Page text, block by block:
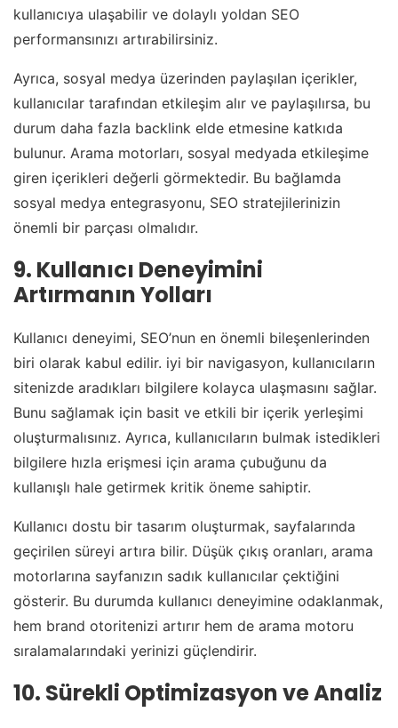
kullanıcıya ulaşabilir ve dolaylı yoldan SEO
performansınızı artırabilirsiniz.
Ayrıca, sosyal medya üzerinden paylaşılan içerikler,
kullanıcılar tarafından etkileşim alır ve paylaşılırsa, bu
durum daha fazla backlink elde etmesine katkıda
bulunur. Arama motorları, sosyal medyada etkileşime
giren içerikleri değerli görmektedir. Bu bağlamda
sosyal medya entegrasyonu, SEO stratejilerinizin
önemli bir parçası olmalıdır.
9. Kullanıcı Deneyimini
Artırmanın Yolları
Kullanıcı deneyimi, SEO’nun en önemli bileşenlerinden
biri olarak kabul edilir. iyi bir navigasyon, kullanıcıların
sitenizde aradıkları bilgilere kolayca ulaşmasını sağlar.
Bunu sağlamak için basit ve etkili bir içerik yerleşimi
oluşturmalısınız. Ayrıca, kullanıcıların bulmak istedikleri
bilgilere hızla erişmesi için arama çubuğunu da
kullanışlı hale getirmek kritik öneme sahiptir.
Kullanıcı dostu bir tasarım oluşturmak, sayfalarında
geçirilen süreyi artıra bilir. Düşük çıkış oranları, arama
motorlarına sayfanızın sadık kullanıcılar çektiğini
gösterir. Bu durumda kullanıcı deneyimine odaklanmak,
hem brand otoritenizi artırır hem de arama motoru
sıralamalarındaki yerinizi güçlendirir.
10. Sürekli Optimizasyon ve Analiz